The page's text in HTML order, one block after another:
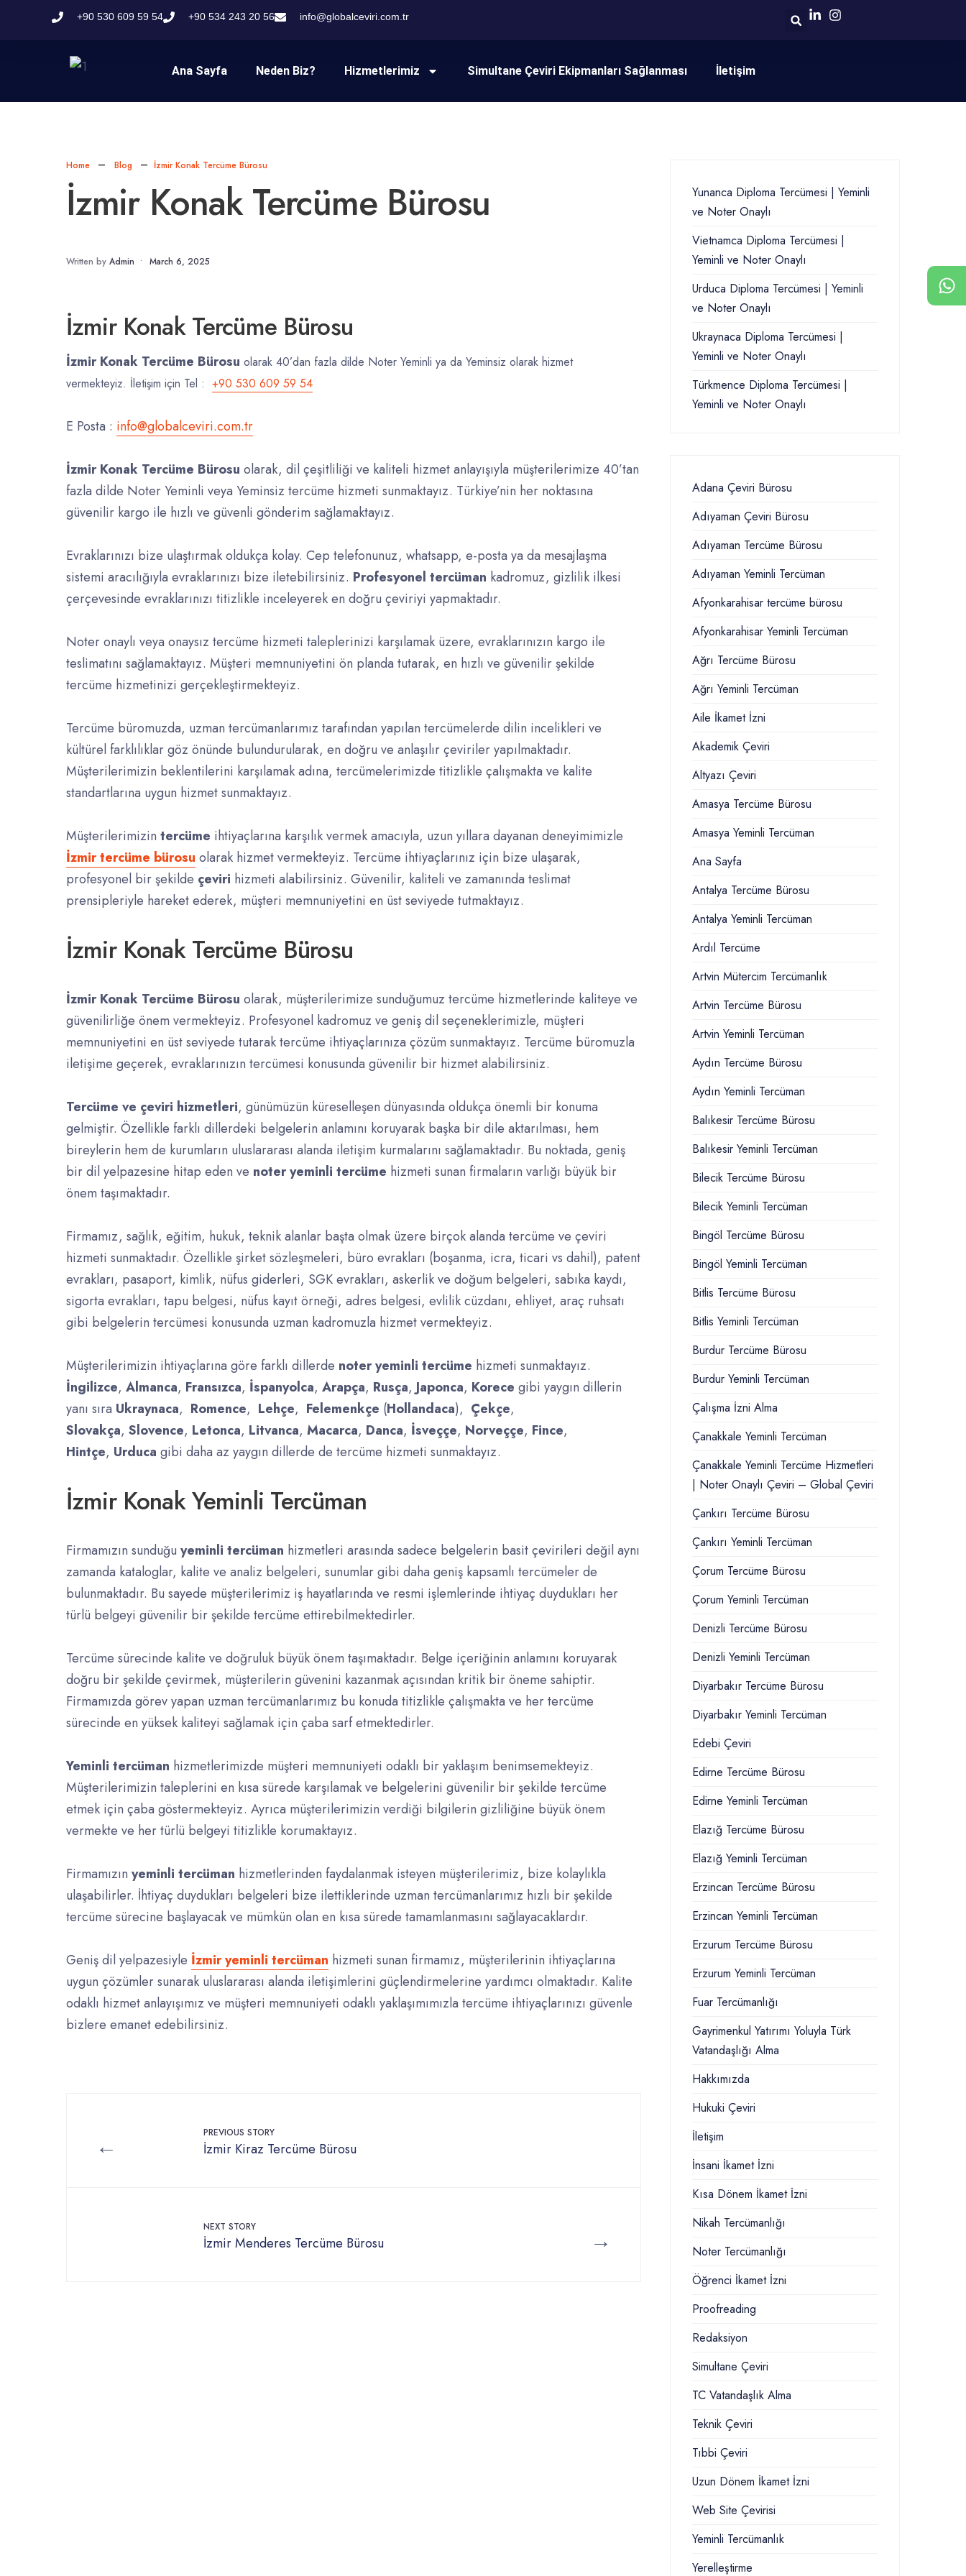
+90 530 609 59 54 +90 534 243 20 56 info@globalceviri.com.tr
Ana Sayfa Neden Biz? Hizmetlerimiz Simultane Çeviri Ekipmanları Sağlanması İletişim
Home Blog İzmir Konak Tercüme Bürosu
İzmir Konak Tercüme Bürosu
Written by Admin • March 6, 2025
İzmir Konak Tercüme Bürosu
İzmir Konak Tercüme Bürosu olarak 40’dan fazla dilde Noter Yeminli ya da Yeminsiz olarak hizmet
vermekteyiz. İletişim için Tel : +90 530 609 59 54
E Posta : info@globalceviri.com.tr
İzmir Konak Tercüme Bürosu olarak, dil çeşitliliği ve kaliteli hizmet anlayışıyla müşterilerimize 40’tan
fazla dilde Noter Yeminli veya Yeminsiz tercüme hizmeti sunmaktayız. Türkiye’nin her noktasına
güvenilir kargo ile hızlı ve güvenli gönderim sağlamaktayız.
Evraklarınızı bize ulaştırmak oldukça kolay. Cep telefonunuz, whatsapp, e-posta ya da mesajlaşma
sistemi aracılığıyla evraklarınızı bize iletebilirsiniz. Profesyonel tercüman kadromuz, gizlilik ilkesi
çerçevesinde evraklarınızı titizlikle inceleyerek en doğru çeviriyi yapmaktadır.
Noter onaylı veya onaysız tercüme hizmeti taleplerinizi karşılamak üzere, evraklarınızın kargo ile
teslimatını sağlamaktayız. Müşteri memnuniyetini ön planda tutarak, en hızlı ve güvenilir şekilde
tercüme hizmetinizi gerçekleştirmekteyiz.
Tercüme büromuzda, uzman tercümanlarımız tarafından yapılan tercümelerde dilin incelikleri ve
kültürel farklılıklar göz önünde bulundurularak, en doğru ve anlaşılır çeviriler yapılmaktadır.
Müşterilerimizin beklentilerini karşılamak adına, tercümelerimizde titizlikle çalışmakta ve kalite
standartlarına uygun hizmet sunmaktayız.
Müşterilerimizin tercüme ihtiyaçlarına karşılık vermek amacıyla, uzun yıllara dayanan deneyimimizle
İzmir tercüme bürosu olarak hizmet vermekteyiz. Tercüme ihtiyaçlarınız için bize ulaşarak,
profesyonel bir şekilde çeviri hizmeti alabilirsiniz. Güvenilir, kaliteli ve zamanında teslimat
prensipleriyle hareket ederek, müşteri memnuniyetini en üst seviyede tutmaktayız.
İzmir Konak Tercüme Bürosu
İzmir Konak Tercüme Bürosu olarak, müşterilerimize sunduğumuz tercüme hizmetlerinde kaliteye ve
güvenilirliğe önem vermekteyiz. Profesyonel kadromuz ve geniş dil seçeneklerimizle, müşteri
memnuniyetini en üst seviyede tutarak tercüme ihtiyaçlarınıza çözüm sunmaktayız. Tercüme büromuzla
iletişime geçerek, evraklarınızın tercümesi konusunda güvenilir bir hizmet alabilirsiniz.
Tercüme ve çeviri hizmetleri, günümüzün küreselleşen dünyasında oldukça önemli bir konuma
gelmiştir. Özellikle farklı dillerdeki belgelerin anlamını koruyarak başka bir dile aktarılması, hem
bireylerin hem de kurumların uluslararası alanda iletişim kurmalarını sağlamaktadır. Bu noktada, geniş
bir dil yelpazesine hitap eden ve noter yeminli tercüme hizmeti sunan firmaların varlığı büyük bir
önem taşımaktadır.
Firmamız, sağlık, eğitim, hukuk, teknik alanlar başta olmak üzere birçok alanda tercüme ve çeviri
hizmeti sunmaktadır. Özellikle şirket sözleşmeleri, büro evrakları (boşanma, icra, ticari vs dahil), patent
evrakları, pasaport, kimlik, nüfus giderleri, SGK evrakları, askerlik ve doğum belgeleri, sabıka kaydı,
sigorta evrakları, tapu belgesi, nüfus kayıt örneği, adres belgesi, evlilik cüzdanı, ehliyet, araç ruhsatı
gibi belgelerin tercümesi konusunda uzman kadromuzla hizmet vermekteyiz.
Müşterilerimizin ihtiyaçlarına göre farklı dillerde noter yeminli tercüme hizmeti sunmaktayız.
İngilizce, Almanca, Fransızca, İspanyolca, Arapça, Rusça,Japonca, Korece gibi yaygın dillerin
yanı sıra Ukraynaca, Romence, Lehçe, Felemenkçe (Hollandaca), Çekçe,
Slovakça, Slovence, Letonca, Litvanca, Macarca, Danca, İsveççe, Norveççe, Fince,
Hintçe, Urduca gibi daha az yaygın dillerde de tercüme hizmeti sunmaktayız.
İzmir Konak Yeminli Tercüman
Firmamızın sunduğu yeminli tercüman hizmetleri arasında sadece belgelerin basit çevirileri değil aynı
zamanda kataloglar, kalite ve analiz belgeleri, sunumlar gibi daha geniş kapsamlı tercümeler de
bulunmaktadır. Bu sayede müşterilerimiz iş hayatlarında ve resmi işlemlerinde ihtiyaç duydukları her
türlü belgeyi güvenilir bir şekilde tercüme ettirebilmektedirler.
Tercüme sürecinde kalite ve doğruluk büyük önem taşımaktadır. Belge içeriğinin anlamını koruyarak
doğru bir şekilde çevirmek, müşterilerin güvenini kazanmak açısından kritik bir öneme sahiptir.
Firmamızda görev yapan uzman tercümanlarımız bu konuda titizlikle çalışmakta ve her tercüme
sürecinde en yüksek kaliteyi sağlamak için çaba sarf etmektedirler.
Yeminli tercüman hizmetlerimizde müşteri memnuniyeti odaklı bir yaklaşım benimsemekteyiz.
Müşterilerimizin taleplerini en kısa sürede karşılamak ve belgelerini güvenilir bir şekilde tercüme
etmek için çaba göstermekteyiz. Ayrıca müşterilerimizin verdiği bilgilerin gizliliğine büyük önem
vermekte ve her türlü belgeyi titizlikle korumaktayız.
Firmamızın yeminli tercüman hizmetlerinden faydalanmak isteyen müşterilerimiz, bize kolaylıkla
ulaşabilirler. İhtiyaç duydukları belgeleri bize ilettiklerinde uzman tercümanlarımız hızlı bir şekilde
tercüme sürecine başlayacak ve mümkün olan en kısa sürede tamamlanmasını sağlayacaklardır.
Geniş dil yelpazesiyle İzmir yeminli tercüman hizmeti sunan firmamız, müşterilerinin ihtiyaçlarına
uygun çözümler sunarak uluslararası alanda iletişimlerini güçlendirmelerine yardımcı olmaktadır. Kalite
odaklı hizmet anlayışımız ve müşteri memnuniyeti odaklı yaklaşımımızla tercüme ihtiyaçlarınızı güvenle
bizlere emanet edebilirsiniz.
← PREVIOUS STORY
İzmir Kiraz Tercüme Bürosu
→
NEXT STORY
İzmir Menderes Tercüme Bürosu
Yunanca Diploma Tercümesi | Yeminli
ve Noter Onaylı
Vietnamca Diploma Tercümesi |
Yeminli ve Noter Onaylı
Urduca Diploma Tercümesi | Yeminli
ve Noter Onaylı
Ukraynaca Diploma Tercümesi |
Yeminli ve Noter Onaylı
Türkmence Diploma Tercümesi |
Yeminli ve Noter Onaylı
Adana Çeviri Bürosu
Adıyaman Çeviri Bürosu
Adıyaman Tercüme Bürosu
Adıyaman Yeminli Tercüman
Afyonkarahisar tercüme bürosu
Afyonkarahisar Yeminli Tercüman
Ağrı Tercüme Bürosu
Ağrı Yeminli Tercüman
Aile İkamet İzni
Akademik Çeviri
Altyazı Çeviri
Amasya Tercüme Bürosu
Amasya Yeminli Tercüman
Ana Sayfa
Antalya Tercüme Bürosu
Antalya Yeminli Tercüman
Ardıl Tercüme
Artvin Mütercim Tercümanlık
Artvin Tercüme Bürosu
Artvin Yeminli Tercüman
Aydın Tercüme Bürosu
Aydın Yeminli Tercüman
Balıkesir Tercüme Bürosu
Balıkesir Yeminli Tercüman
Bilecik Tercüme Bürosu
Bilecik Yeminli Tercüman
Bingöl Tercüme Bürosu
Bingöl Yeminli Tercüman
Bitlis Tercüme Bürosu
Bitlis Yeminli Tercüman
Burdur Tercüme Bürosu
Burdur Yeminli Tercüman
Çalışma İzni Alma
Çanakkale Yeminli Tercüman
Çanakkale Yeminli Tercüme Hizmetleri
| Noter Onaylı Çeviri – Global Çeviri
Çankırı Tercüme Bürosu
Çankırı Yeminli Tercüman
Çorum Tercüme Bürosu
Çorum Yeminli Tercüman
Denizli Tercüme Bürosu
Denizli Yeminli Tercüman
Diyarbakır Tercüme Bürosu
Diyarbakır Yeminli Tercüman
Edebi Çeviri
Edirne Tercüme Bürosu
Edirne Yeminli Tercüman
Elazığ Tercüme Bürosu
Elazığ Yeminli Tercüman
Erzincan Tercüme Bürosu
Erzincan Yeminli Tercüman
Erzurum Tercüme Bürosu
Erzurum Yeminli Tercüman
Fuar Tercümanlığı
Gayrimenkul Yatırımı Yoluyla Türk
Vatandaşlığı Alma
Hakkımızda
Hukuki Çeviri
İletişim
İnsani İkamet İzni
Kısa Dönem İkamet İzni
Nikah Tercümanlığı
Noter Tercümanlığı
Öğrenci İkamet İzni
Proofreading
Redaksiyon
Simultane Çeviri
TC Vatandaşlık Alma
Teknik Çeviri
Tıbbi Çeviri
Uzun Dönem İkamet İzni
Web Site Çevirisi
Yeminli Tercümanlık
Yerelleştirme